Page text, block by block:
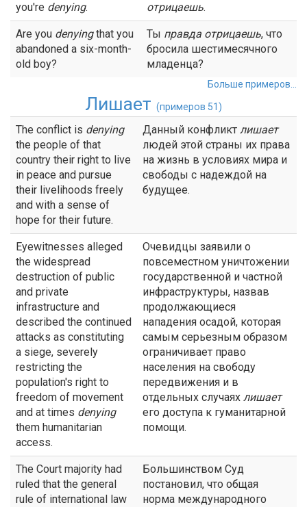
you're denying.
отрицаешь.
Are you denyingthat you
abandoned a six-month-
old boy?
Ты правда отрицаешь, что
бросила шестимесячного
младенца?
Больше примеров...
Лишает (примеров 51)
The conflict is denying
the people of that
country their right to live
in peace and pursue
their livelihoods freely
and with a sense of
hope for their future.
Данный конфликт лишает
людей этой страны их права
на жизнь в условиях мира и
свободы с надеждой на
будущее.
Eyewitnesses alleged
the widespread
destruction of public
and private
infrastructure and
described the continued
attacks as constituting
a siege, severely
restricting the
population's right to
freedom of movement
and at times denying
them humanitarian
access.
Очевидцы заявили о
повсеместном уничтожении
государственной и частной
инфраструктуры, назвав
продолжающиеся
нападения осадой, которая
самым серьезным образом
ограничивает право
населения на свободу
передвижения и в
отдельных случаях лишает
его доступа к гуманитарной
помощи.
The Court majority had
ruled that the general
rule of international law
Большинством Суд
постановил, что общая
норма международного